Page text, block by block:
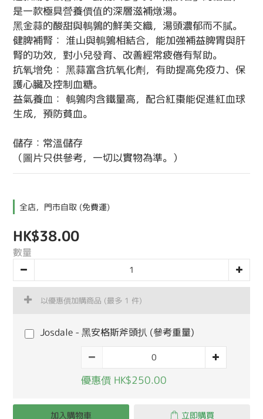
是一款極具營養價值的深層滋補燉湯。
黑金蒜的酸甜與鵪鶉的鮮美交織，湯頭濃郁而不膩。
健脾補腎： 淮山與鵪鶉相結合，能加強補益脾胃與肝
腎的功效，對小兒發育、改善經常疲倦有幫助。
抗氧增免： 黑蒜富含抗氧化劑，有助提高免疫力、保
護心臟及控制血糖。
益氣養血： 鵪鶉肉含鐵量高，配合紅棗能促進紅血球
生成，預防貧血。
儲存：常溫儲存
（圖片只供參考，一切以實物為準。）
全店，門市自取 (免費運)
HK$38.00
數量
以優惠價加購商品 (最多 1 件)
Josdale - 黑安格斯斧頭扒 (參考重量)
優惠價 HK$250.00
加入購物車 立即購買